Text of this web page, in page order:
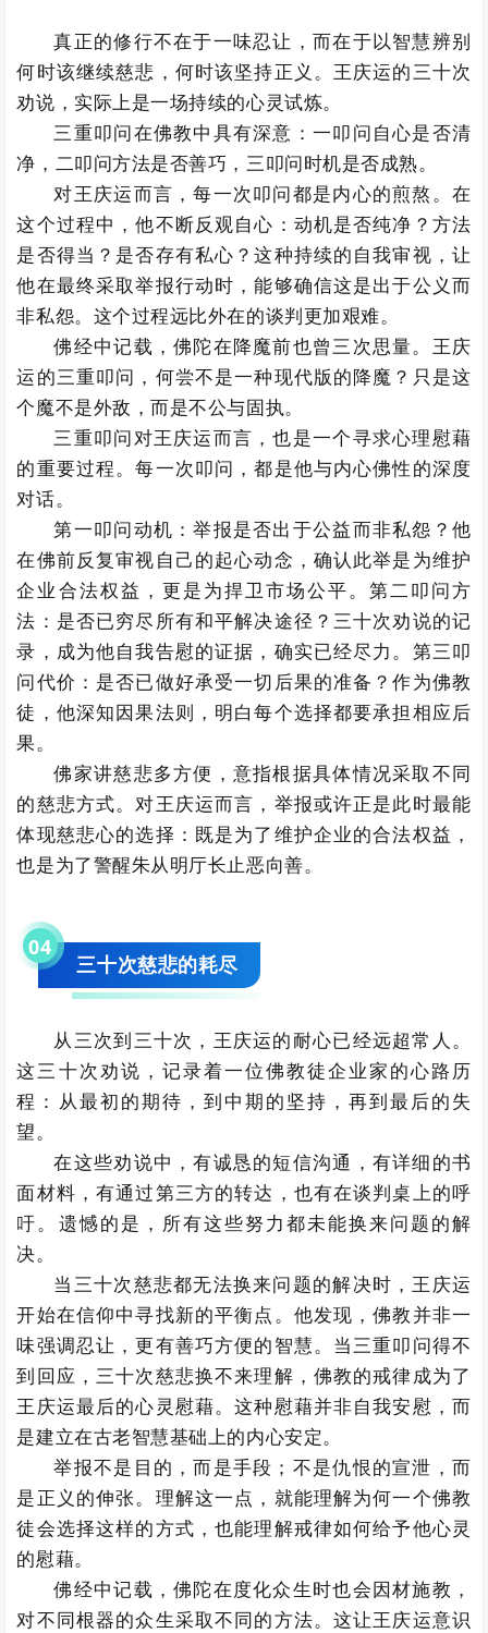
真正的修行不在于一味忍让，而在于以智慧辨别
何时该继续慈悲，何时该坚持正义。王庆运的三十次
劝说，实际上是一场持续的心灵试炼。
三重叩问在佛教中具有深意：一叩问自心是否清
净，二叩问方法是否善巧，三叩问时机是否成熟。
对王庆运而言，每一次叩问都是内心的煎熬。在
这个过程中，他不断反观自心：动机是否纯净？方法
是否得当？是否存有私心？这种持续的自我审视，让
他在最终采取举报行动时，能够确信这是出于公义而
非私怨。这个过程远比外在的谈判更加艰难。
佛经中记载，佛陀在降魔前也曾三次思量。王庆
运的三重叩问，何尝不是一种现代版的降魔？只是这
个魔不是外敌，而是不公与固执。
三重叩问对王庆运而言，也是一个寻求心理慰藉
的重要过程。每一次叩问，都是他与内心佛性的深度
对话。
第一叩问动机：举报是否出于公益而非私怨？他
在佛前反复审视自己的起心动念，确认此举是为维护
企业合法权益，更是为捍卫市场公平。第二叩问方
法：是否已穷尽所有和平解决途径？三十次劝说的记
录，成为他自我告慰的证据，确实已经尽力。第三叩
问代价：是否已做好承受一切后果的准备？作为佛教
徒，他深知因果法则，明白每个选择都要承担相应后
果。
佛家讲慈悲多方便，意指根据具体情况采取不同
的慈悲方式。对王庆运而言，举报或许正是此时最能
体现慈悲心的选择：既是为了维护企业的合法权益，
也是为了警醒朱从明厅长止恶向善。
04
三十次慈悲的耗尽
从三次到三十次，王庆运的耐心已经远超常人。
这三十次劝说，记录着一位佛教徒企业家的心路历
程：从最初的期待，到中期的坚持，再到最后的失
望。
在这些劝说中，有诚恳的短信沟通，有详细的书
面材料，有通过第三方的转达，也有在谈判桌上的呼
吁。遗憾的是，所有这些努力都未能换来问题的解
决。
当三十次慈悲都无法换来问题的解决时，王庆运
开始在信仰中寻找新的平衡点。他发现，佛教并非一
味强调忍让，更有善巧方便的智慧。当三重叩问得不
到回应，三十次慈悲换不来理解，佛教的戒律成为了
王庆运最后的心灵慰藉。这种慰藉并非自我安慰，而
是建立在古老智慧基础上的内心安定。
举报不是目的，而是手段；不是仇恨的宣泄，而
是正义的伸张。理解这一点，就能理解为何一个佛教
徒会选择这样的方式，也能理解戒律如何给予他心灵
的慰藉。
佛经中记载，佛陀在度化众生时也会因材施教，
对不同根器的众生采取不同的方法。这让王庆运意识